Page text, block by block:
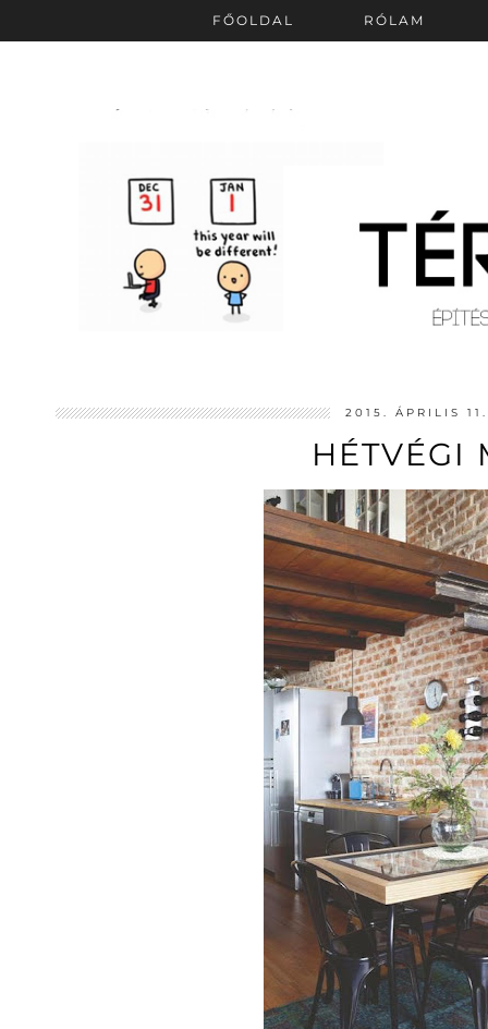
FŐOLDAL RÓLAM
2015. ÁPRILIS
HÉTVÉGI